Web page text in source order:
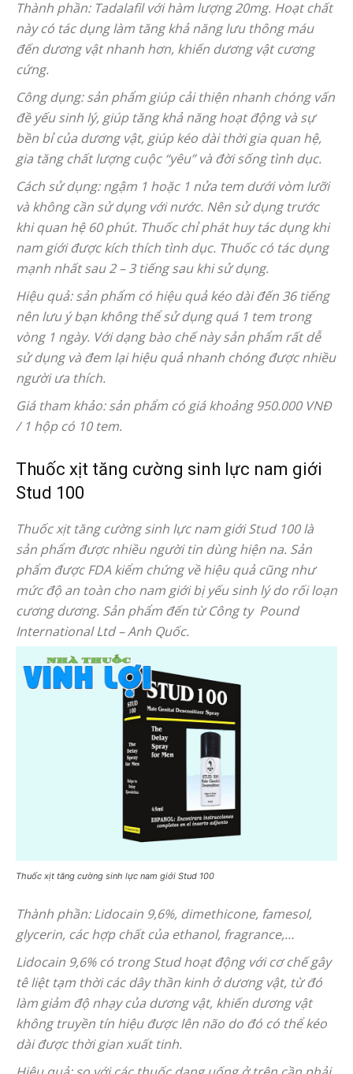
Thành phần: Tadalafil với hàm lượng 20mg. Hoạt chất
này có tác dụng làm tăng khả năng lưu thông máu
đến dương vật nhanh hơn, khiến dương vật cương
cứng.
Công dụng: sản phẩm giúp cải thiện nhanh chóng vấn
đề yếu sinh lý, giúp tăng khả năng hoạt động và sự
bền bỉ của dương vật, giúp kéo dài thời gia quan hệ,
gia tăng chất lượng cuộc “yêu” và đời sống tình dục.
Cách sử dụng: ngậm 1 hoặc 1 nửa tem dưới vòm lưỡi
và không cần sử dụng với nước. Nên sử dụng trước
khi quan hệ 60 phút. Thuốc chỉ phát huy tác dụng khi
nam giới được kích thích tình dục. Thuốc có tác dụng
mạnh nhất sau 2 – 3 tiếng sau khi sử dụng.
Hiệu quả: sản phẩm có hiệu quả kéo dài đến 36 tiếng
nên lưu ý bạn không thể sử dụng quá 1 tem trong
vòng 1 ngày. Với dạng bào chế này sản phẩm rất dễ
sử dụng và đem lại hiệu quả nhanh chóng được nhiều
người ưa thích.
Giá tham khảo: sản phẩm có giá khoảng 950.000 VNĐ
/ 1 hộp có 10 tem.
Thuốc xịt tăng cường sinh lực nam giới
Stud 100
Thuốc xịt tăng cường sinh lực nam giới Stud 100 là
sản phẩm được nhiều người tin dùng hiện na. Sản
phẩm được FDA kiểm chứng về hiệu quả cũng như
mức độ an toàn cho nam giới bị yếu sinh lý do rối loạn
cương dương. Sản phẩm đến từ Công ty Pound
International Ltd – Anh Quốc.
Thuốc xịt tăng cường sinh lực nam giới Stud 100
Thành phần: Lidocain 9,6%, dimethicone, famesol,
glycerin, các hợp chất của ethanol, fragrance,…
Lidocain 9,6% có trong Stud hoạt động với cơ chế gây
tê liệt tạm thời các dây thần kinh ở dương vật, từ đó
làm giảm độ nhạy của dương vật, khiến dương vật
không truyền tín hiệu được lên não do đó có thể kéo
dài được thời gian xuất tinh.